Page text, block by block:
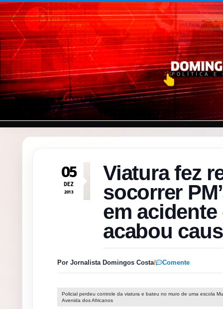
Pular para o conteúdo
05
DEZ
2013
Viatura fez
socorrer
em
acabou
Por Jornalista Domingos Costa/ Comente
Policial perdeu controle da viatura e bateu no muro de uma escola
Avenida dos Africanos